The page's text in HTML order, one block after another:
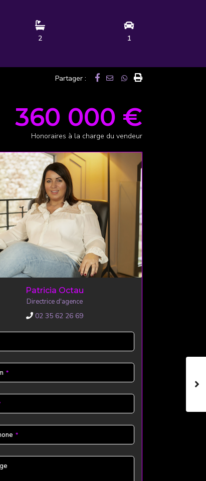
2 1
Partager :
360 000 €
Honoraires à la charge du vendeur
Patricia Octau
Directrice d'agence
02 35 62 26 69
*
*